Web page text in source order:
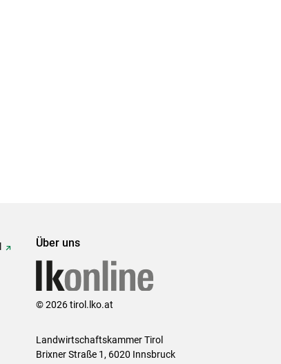
Über uns
© 2026 tirol.lko.at
Landwirtschaftskammer Tirol
Brixner Straße 1, 6020 Innsbruck